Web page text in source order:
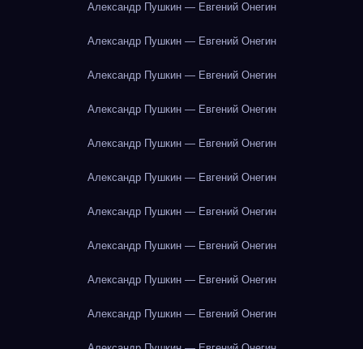
Александр Пушкин — Евгений Онегин
Александр Пушкин — Евгений Онегин
Александр Пушкин — Евгений Онегин
Александр Пушкин — Евгений Онегин
Александр Пушкин — Евгений Онегин
Александр Пушкин — Евгений Онегин
Александр Пушкин — Евгений Онегин
Александр Пушкин — Евгений Онегин
Александр Пушкин — Евгений Онегин
Александр Пушкин — Евгений Онегин